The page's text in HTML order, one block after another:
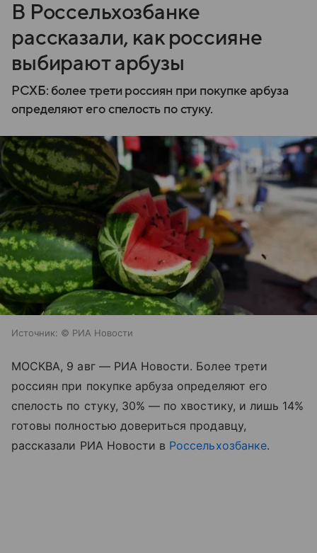
В Россельхозбанке
рассказали, как россияне
выбирают арбузы
РСХБ: более трети россиян при покупке арбуза
определяют его спелость по стуку.
Источник: © РИА Новости
МОСКВА, 9 авг — РИА Новости. Более трети
россиян при покупке арбуза определяют его
спелость по стуку, 30% — по хвостику, и лишь 14%
готовы полностью довериться продавцу,
рассказали РИА Новости в Россельхозбанке.